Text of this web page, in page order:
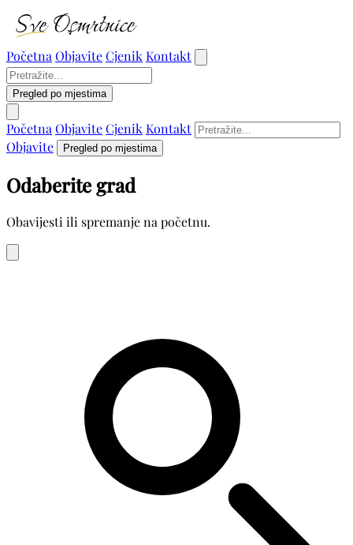
Početna ObjaviteCjenik Kontakt
Pregled po mjestima
Početna ObjaviteCjenik Kontakt
Objavite
Pregled po mjestima
Odaberite grad
Obavijesti ili spremanje na početnu.